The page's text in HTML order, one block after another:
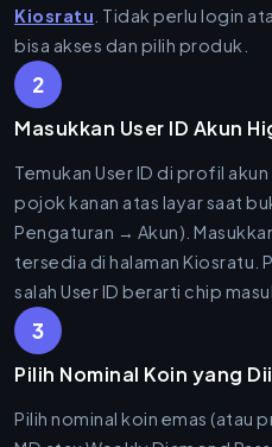
Kiosratu . Tidak perlu login
bisa akses dan pilih produk.
2
Masukkan User ID Akun
Temukan User ID di profil
pojok kanan atas layar saat
Pengaturan → Akun).
tersedia di halaman Kiosratu.
salah User ID berarti chip
3
Pilih Nominal Koin yang
Pilih nominal koin emas (atau